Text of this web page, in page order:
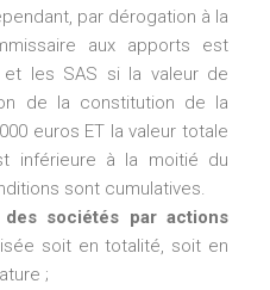
par dérogation à la
aux apports est
les SAS si la valeur de
de la constitution de la
euros ET la valeur totale
inférieure à la moitié du
sont cumulatives.
sociétés par actions
soit en totalité, soit en
;